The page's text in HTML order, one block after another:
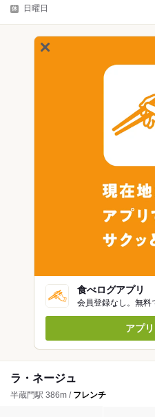
日曜日
食べログアプリ
会員登録なし。無料
アプ
ラ・ネージュ
半蔵門駅 386m / フレンチ